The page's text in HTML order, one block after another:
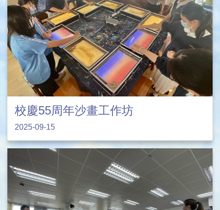
校慶55周年沙畫工作坊
2025-09-15